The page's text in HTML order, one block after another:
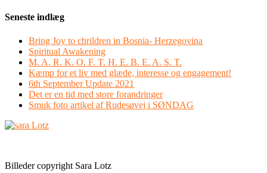
Seneste indlæg
Bring Joy to chrildren in Bosnia- Herzegovina
Spiritual Awakening
M. A. R. K. O. F. T. H. E. B. E. A. S. T.
Kæmp for et liv med glæde, interesse og engagement!
6th September Update 2021
Det er en tid med store forandringer
Smuk foto artikel af Rudesøvej i SØNDAG
Billeder copyright Sara Lotz